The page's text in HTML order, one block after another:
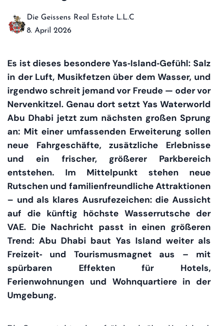
Die Geissens Real Estate L.L.C
8. April 2026
Es ist dieses besondere Yas‑Island‑Gefühl: Salz
in der Luft, Musikfetzen über dem Wasser, und
irgendwo schreit jemand vor Freude — oder vor
Nervenkitzel. Genau dort setzt Yas Waterworld
Abu Dhabi jetzt zum nächsten großen Sprung
an: Mit einer umfassenden Erweiterung sollen
neue Fahrgeschäfte, zusätzliche Erlebnisse
und ein frischer, größerer Parkbereich
entstehen. Im Mittelpunkt stehen neue
Rutschen und familienfreundliche Attraktionen
– und als klares Ausrufezeichen: die Aussicht
auf die künftig höchste Wasserrutsche der
VAE. Die Nachricht passt in einen größeren
Trend: Abu Dhabi baut Yas Island weiter als
Freizeit‑ und Tourismusmagnet aus – mit
spürbaren Effekten für Hotels,
Ferienwohnungen und Wohnquartiere in der
Umgebung.